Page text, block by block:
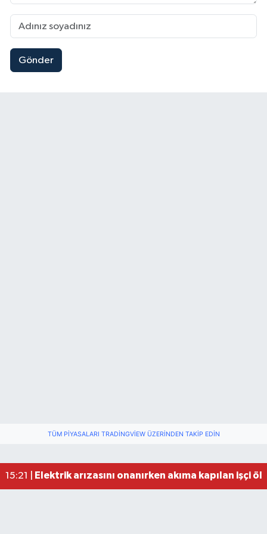
Gönder
TÜM PIYASALARI TRADINGVIEW ÜZERINDEN TAKIP EDIN
15:21 | Elektrik arızasını onanırken akıma kapılan işçi